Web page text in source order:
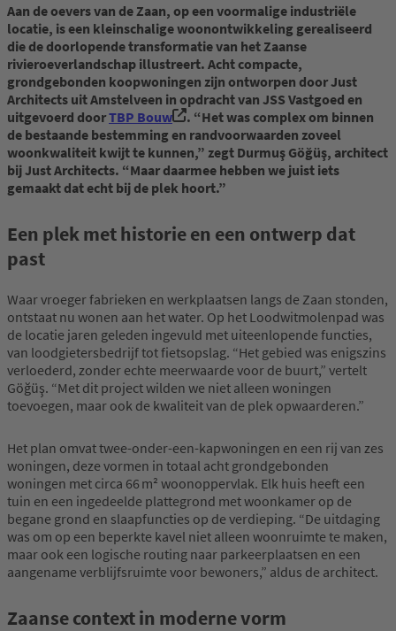
Aan de oevers van de Zaan, op een voormalige industriële
locatie, is een kleinschalige woonontwikkeling gerealiseerd
die de doorlopende transformatie van het Zaanse
rivieroeverlandschap illustreert. Acht compacte,
grondgebonden koopwoningen zijn ontworpen door Just
Architects uit Amstelveen in opdracht van JSS Vastgoed en
uitgevoerd doorTBP Bouw
. “Het was complex om binnen
de bestaande bestemming en randvoorwaarden zoveel
woonkwaliteit kwijt te kunnen,” zegt Durmuş Göğüş, architect
bij Just Architects. “Maar daarmee hebben we juist iets
gemaakt dat echt bij de plek hoort.”
Een plek met historie en een ontwerp dat
past
Waar vroeger fabrieken en werkplaatsen langs de Zaan stonden,
ontstaat nu wonen aan het water. Op het Loodwitmolenpad was
de locatie jaren geleden ingevuld met uiteenlopende functies,
van loodgietersbedrijf tot fietsopslag. “Het gebied was enigszins
verloederd, zonder echte meerwaarde voor de buurt,” vertelt
Göğüş. “Met dit project wilden we niet alleen woningen
toevoegen, maar ook de kwaliteit van de plek opwaarderen.”
Het plan omvat twee-onder-een-kapwoningen en een rij van zes
woningen, deze vormen in totaal acht grondgebonden
woningen met circa 66 m² woonoppervlak. Elk huis heeft een
tuin en een ingedeelde plattegrond met woonkamer op de
begane grond en slaapfuncties op de verdieping. “De uitdaging
was om op een beperkte kavel niet alleen woonruimte te maken,
maar ook een logische routing naar parkeerplaatsen en een
aangename verblijfsruimte voor bewoners,” aldus de architect.
Zaanse context in moderne vorm